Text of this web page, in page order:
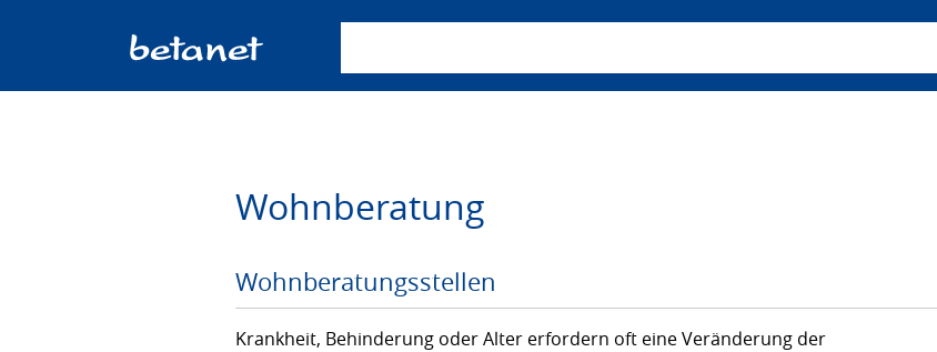
Wohnberatung
Wohnberatungsstellen
Krankheit, Behinderung oder Alter erfordern oft eine Veränderung der